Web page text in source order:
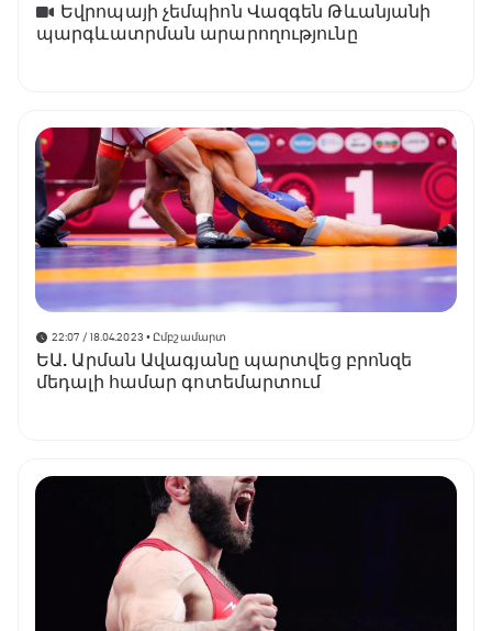
Եվրոպայի չեմպիոն Վազգեն Թևանյանի
պարգևատրման արարողությունը
22:07 / 18.04.2023 • Ըմբշամարտ
ԵԱ. Արման Ավագյանը պարտվեց բրոնզե
մեդալի համար գոտեմարտում